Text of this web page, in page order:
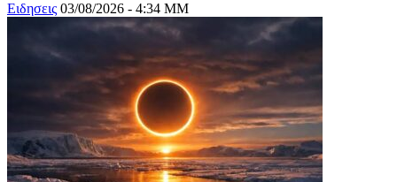
Ειδησεις 03/08/2026 - 4:34 ΜΜ